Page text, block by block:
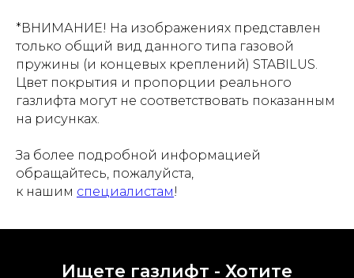
*ВНИМАНИЕ! На изображениях представлен
только общий вид данного типа газовой
пружины (и концевых креплений) STABILUS.
Цвет покрытия и пропорции реального
газлифта могут не соответствовать показанным
на рисунках.
За более подробной информацией
обращайтесь, пожалуйста,
к нашим специалистам!
Ищете газлифт - Хотите